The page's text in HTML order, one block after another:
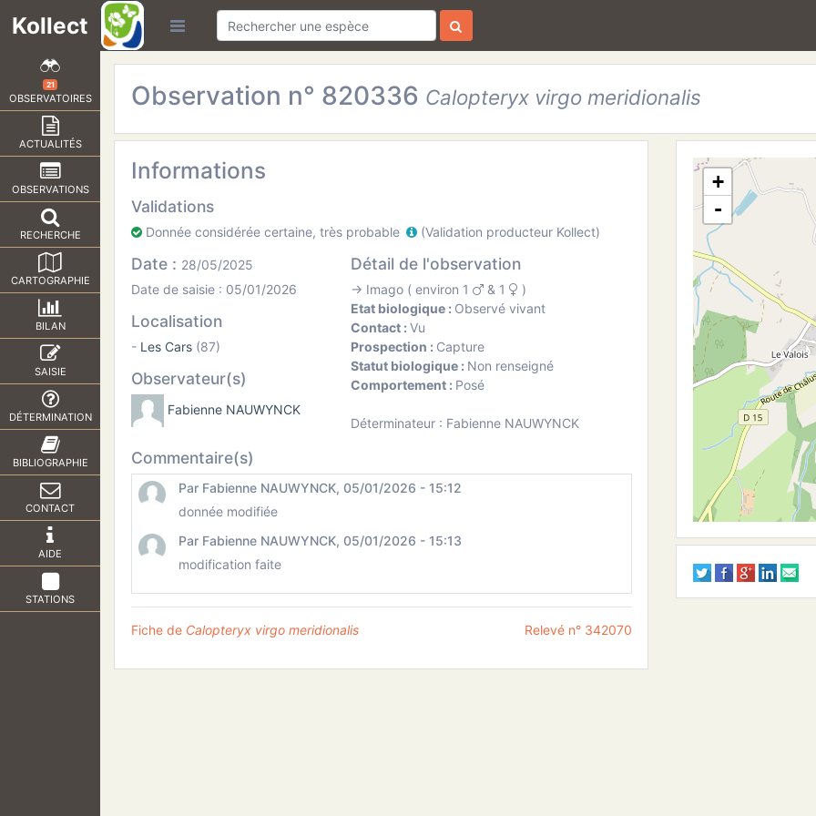
Kollect
21
OBSERVATOIRES
ACTUALITÉS
OBSERVATIONS
RECHERCHE
CARTOGRAPHIE
BILAN
SAISIE
DÉTERMINATION
BIBLIOGRAPHIE
CONTACT
AIDE
STATIONS
Observation n° 820336 Calopteryx virgo meridionalis
Informations
Validations
Donnée considérée certaine, très probable (Validation producteur Kollect)
Date : 28/05/2025
Date de saisie : 05/01/2026
Localisation
- Les Cars(87)
Observateur(s)
Fabienne NAUWYNCK
Détail de l'observation
→ Imago ( environ 1 & 1
)
Etat biologique : Observé vivant
Contact :Vu
Prospection : Capture
Statut biologique : Non renseigné
Comportement : Posé
Déterminateur : Fabienne NAUWYNCK
Commentaire(s)
Par Fabienne NAUWYNCK, 05/01/2026 - 15:12
donnée modifiée
Par Fabienne NAUWYNCK, 05/01/2026 - 15:13
modification faite
Fiche de Calopteryx virgo meridionalis Relevé n° 342070
+
-